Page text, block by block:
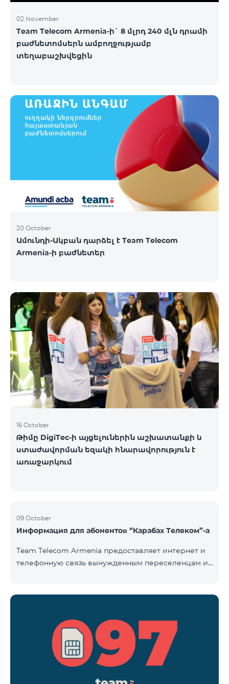
02 November
Team Telecom Armenia-ի` 8 մլրդ 240 մլն դրամի
բաժնետոմսերն ամբողջությամբ
տեղաբաշխվեցին
20 October
Ամունդի-Ակբան դարձել է Team Telecom
Armenia-ի բաժնետեր
16 October
Թիմը DigiTec-ի այցելուներին աշխատանքի և
ստաժավորման եզակի հնարավորություն է
առաջարկում
09 October
Информация для абонентов “Карабах Телеком”-а
Team Telecom Armenia предоставляет интернет и
телефонную связь вынужденным переселенцам из
самым соглашаясь с его условиями,
размещенными на сайте www.telecomarmenia.am и
публичной офертой. Абоненты телефонных
номеров с префиксом 097, будут обслуживаться по